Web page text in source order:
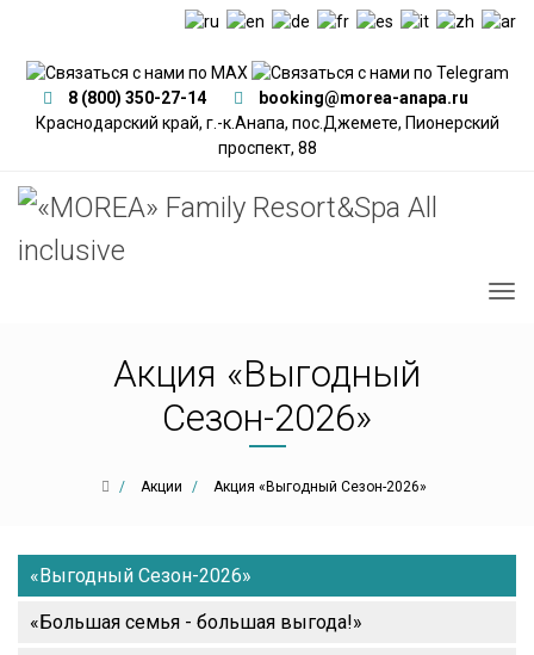
8 (800) 350-27-14
booking@morea-anapa.ru
Краснодарский край, г.-к.Анапа, пос.Джемете, Пионерский
проспект, 88
Акция «Выгодный
Сезон-2026»
Акции Акция «Выгодный Сезон-2026»
«Выгодный Сезон-2026»
«Большая семья - большая выгода!»